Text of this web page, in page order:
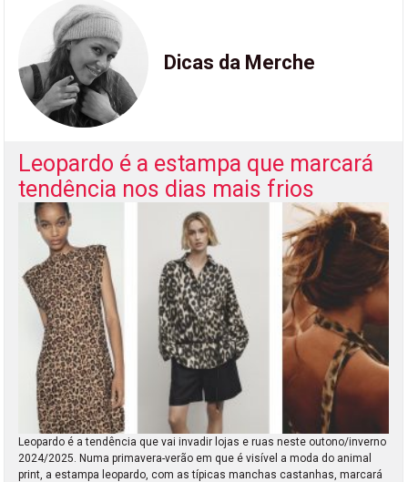
Dicas da Merche
Leopardo é a estampa que marcará
tendência nos dias mais frios
Leopardo é a tendência que vai invadir lojas e ruas neste outono/inverno
2024/2025. Numa primavera-verão em que é visível a moda do animal
print, a estampa leopardo, com as típicas manchas castanhas, marcará